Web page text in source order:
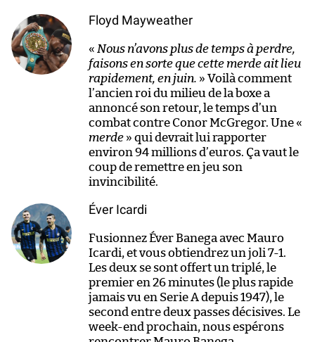
Floyd Mayweather
« Nous n’avons plus de temps à perdre,
faisons en sorte que cette merde ait lieu
rapidement, en juin. » Voilà comment
l’ancien roi du milieu de la boxe a
annoncé son retour, le temps d’un
combat contre Conor McGregor. Une «
merde » qui devrait lui rapporter
environ 94 millions d’euros. Ça vaut le
coup de remettre en jeu son
invincibilité.
Éver Icardi
Fusionnez Éver Banega avec Mauro
Icardi, et vous obtiendrez un joli 7-1.
Les deux se sont offert un triplé, le
premier en 26 minutes (le plus rapide
jamais vu en Serie A depuis 1947), le
second entre deux passes décisives. Le
week-end prochain, nous espérons